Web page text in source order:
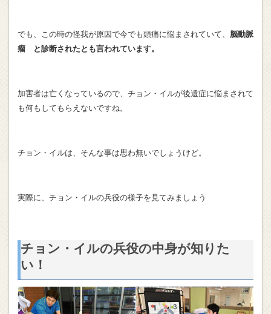
でも、この時の怪我が原因で今でも頭痛に悩まされていて、 脳動脈
瘤 と診断されたとも言われています。
加害者は亡くなっているので、チョン・イルが後遺症に悩まされて
も何もしてもらえないですね。
チョン・イルは、そんな事は思わ無いでしょうけど。
実際に、チョン・イルの兵役の様子を見てみましょう
チョン・イルの兵役の中身が知りた
い！